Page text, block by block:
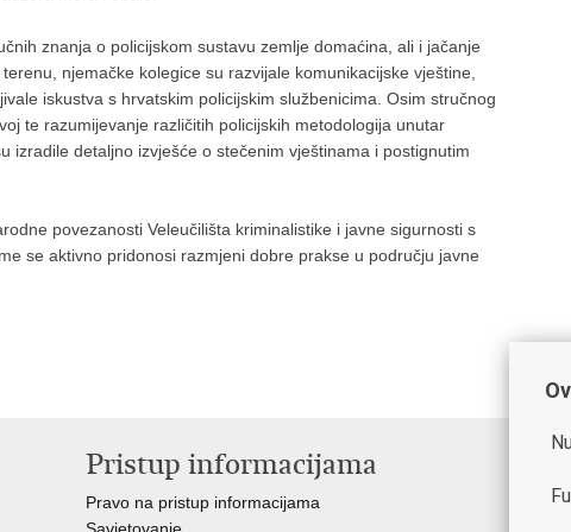
znanja o policijskom sustavu zemlje domaćina, ali i jačanje
njemačke kolegice su razvijale komunikacijske vještine,
iskustva s hrvatskim policijskim službenicima. Osim stručnog
te razumijevanje različitih policijskih metodologija unutar
izradile detaljno izvješće o stečenim vještinama i postignutim
povezanosti Veleučilišta kriminalistike i javne sigurnosti s
se aktivno pridonosi razmjeni dobre prakse u području javne
Pristup informacijama
Pravo na pristup informacijama